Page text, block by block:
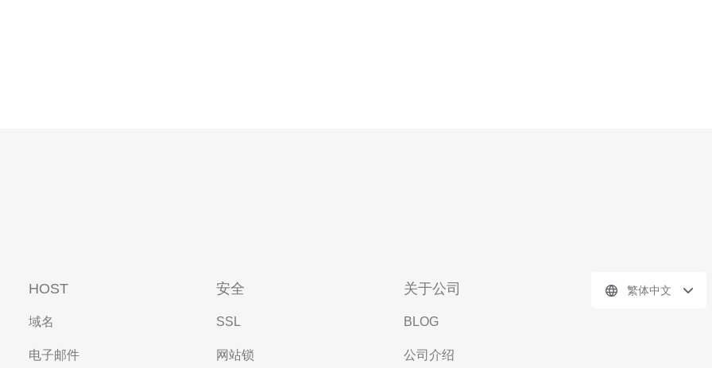
HOST
域名
电子邮件
安全
SSL
网站锁
关于公司
BLOG
公司介绍
繁体中文